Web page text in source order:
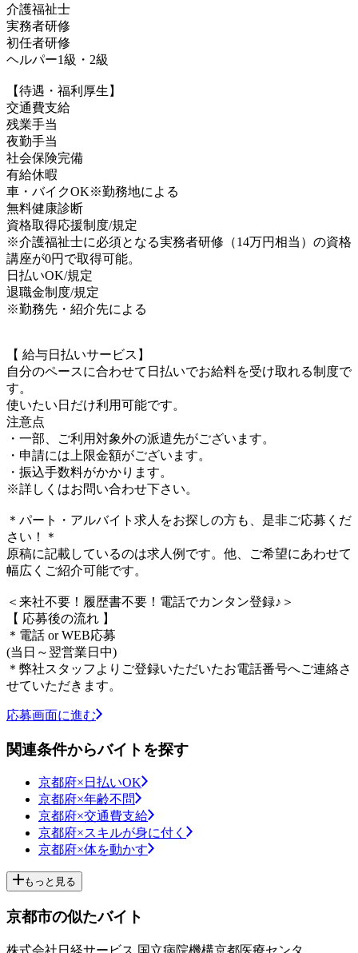
介護福祉士
実務者研修
初任者研修
ヘルパー1級・2級
【待遇・福利厚生】
交通費支給
残業手当
夜勤手当
社会保険完備
有給休暇
車・バイクOK※勤務地による
無料健康診断
資格取得応援制度/規定
※介護福祉士に必須となる実務者研修（14万円相当）の資格
講座が0円で取得可能。
日払いOK/規定
退職金制度/規定
※勤務先・紹介先による
【 給与日払いサービス】
自分のペースに合わせて日払いでお給料を受け取れる制度で
す。
使いたい日だけ利用可能です。
注意点
・一部、ご利用対象外の派遣先がございます。
・申請には上限金額がございます。
・振込手数料がかかります。
※詳しくはお問い合わせ下さい。
＊パート・アルバイト求人をお探しの方も、是非ご応募くだ
さい！＊
原稿に記載しているのは求人例です。他、ご希望にあわせて
幅広くご紹介可能です。
＜来社不要！履歴書不要！電話でカンタン登録♪＞
【 応募後の流れ 】
＊電話 or WEB応募
(当日～翌営業日中)
＊弊社スタッフよりご登録いただいたお電話番号へご連絡さ
せていただきます。
応募画面に進む
関連条件からバイトを探す
京都府×日払いOK
京都府×年齢不問
京都府×交通費支給
京都府×スキルが身に付く
京都府×体を動かす
もっと見る
京都市の似たバイト
株式会社日経サービス 国立病院機構京都医療センタ